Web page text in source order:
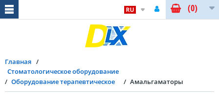
(0)
Главная
Стоматологическое оборудование
Оборудование терапевтическое
Амальгаматоры